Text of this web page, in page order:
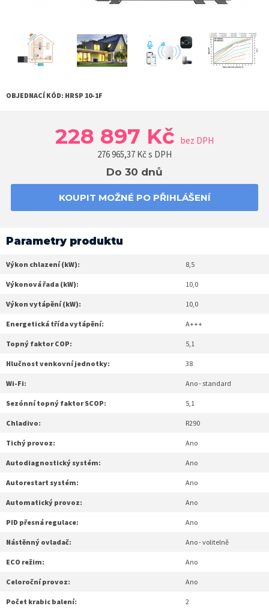
OBJEDNACÍ KÓD: HRSP 10-1F
228 897 Kč bez DPH
276 965,37 Kč s DPH
Do 30 dnů
KOUPIT MOŽNÉ PO PŘIHLÁŠENÍ
Parametry produktu
Výkon chlazení (kW): 8,5
Výkonová řada (kW): 10,0
Výkon vytápění (kW): 10,0
Energetická třída vytápění: A+++
Topný faktor COP: 5,1
Hlučnost venkovní jednotky: 38
Wi-Fi: Ano - standard
Sezónní topný faktor SCOP: 5,1
Chladivo: R290
Tichý provoz: Ano
Autodiagnostický systém: Ano
Autorestart systém: Ano
Automatický provoz: Ano
PID přesná regulace: Ano
Nástěnný ovladač: Ano - volitelně
ECO režim: Ano
Celoroční provoz: Ano
Počet krabic balení: 2